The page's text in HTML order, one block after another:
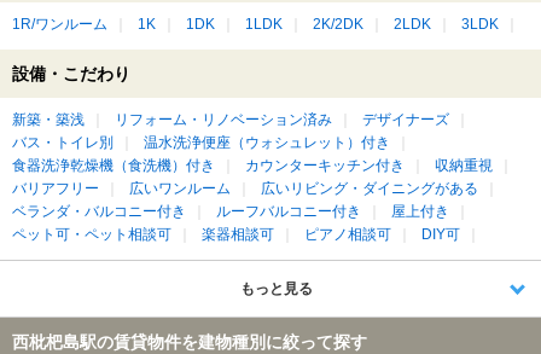
1R/ワンルーム 1K 1DK 1LDK 2K/2DK 2LDK 3LDK
設備・こだわり
新築・築浅 リフォーム・リノベーション済み
デザイナーズ
バス・トイレ別
温水洗浄便座（ウォシュレット）付き
食器洗浄乾燥機（食洗機）付き
カウンターキッチン付き
収納重視
バリアフリー
広いワンルーム
広いリビング・ダイニングがある
ベランダ・バルコニー付き
ルーフバルコニー付き
屋上付き
ペット可・ペット相談可
楽器相談可 ピアノ相談可 DIY可
もっと見る
西枇杷島駅の賃貸物件を建物種別に絞って探す